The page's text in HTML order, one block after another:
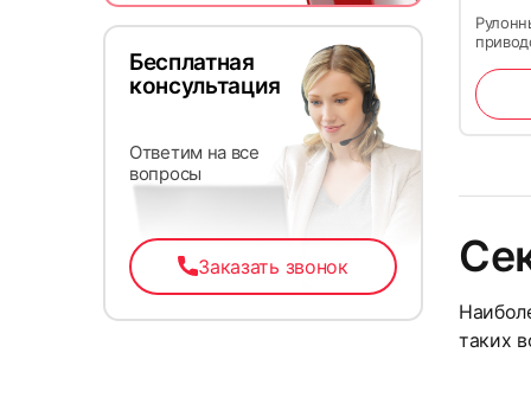
Бесплатная
консультация
Ответим на все
вопросы
Заказать звонок
таких